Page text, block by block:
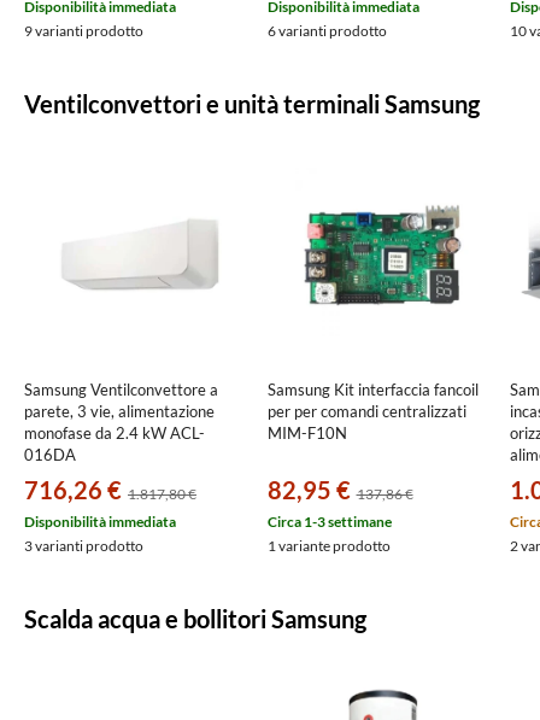
produzione ACS, comando incluso
AE080BXYDEG/EU+AE200RNWMEG/EU
Disponibilità immediata
9 varianti prodotto
Disponibilità immediata
6 varianti prodotto
10
Ventilconvettori e unità terminali Samsung
Samsung Ventilconvettore a
parete, 3 vie, alimentazione
monofase da 2.4 kW ACL-
016DA
716,26 € 1.817,80 €
Disponibilità immediata
3 varianti prodotto
Samsung Kit interfaccia fancoil
per per comandi centralizzati
MIM-F10N
82,95 € 137,86 €
Circa 1-3 settimane
1 variante prodotto
2
Scalda acqua e bollitori Samsung